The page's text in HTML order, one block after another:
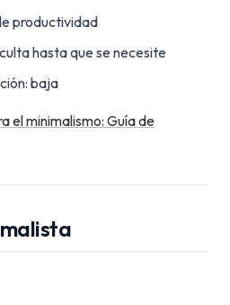
productividad
hasta que se necesite
baja
el minimalismo: Guía de